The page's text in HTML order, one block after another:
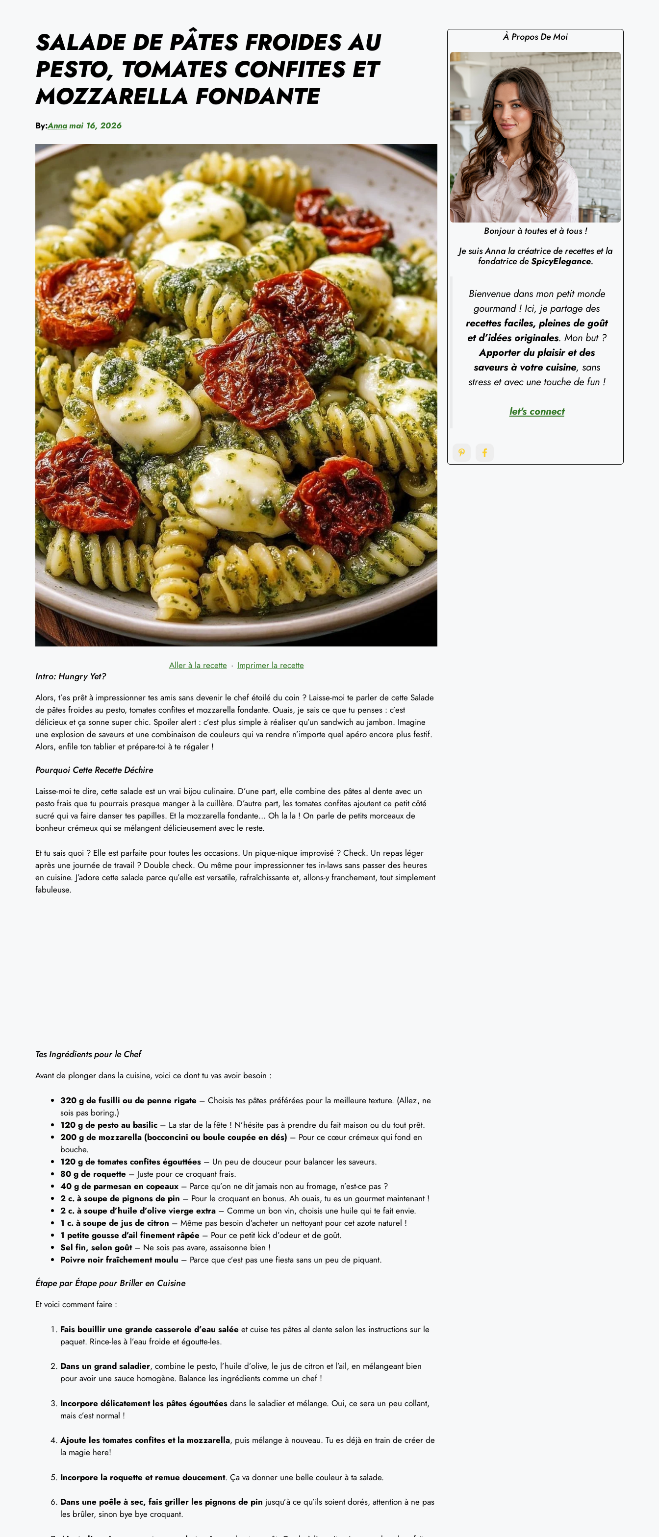
SALADE DE PÂTES FROIDES AU
PESTO, TOMATES CONFITES ET
MOZZARELLA FONDANTE
By:Annamai 16, 2026
Aller à la recette · Imprimer la recette
Intro: Hungry Yet?
Alors, t’es prêt à impressionner tes amis sans devenir le chef étoilé du coin ? Laisse-moi te parler de cette Salade
de pâtes froides au pesto, tomates confites et mozzarella fondante. Ouais, je sais ce que tu penses : c’est
délicieux et ça sonne super chic. Spoiler alert : c’est plus simple à réaliser qu’un sandwich au jambon. Imagine
une explosion de saveurs et une combinaison de couleurs qui va rendre n’importe quel apéro encore plus festif.
Alors, enfile ton tablier et prépare-toi à te régaler !
Pourquoi Cette Recette Déchire
Laisse-moi te dire, cette salade est un vrai bijou culinaire. D’une part, elle combine des pâtes al dente avec un
pesto frais que tu pourrais presque manger à la cuillère. D’autre part, les tomates confites ajoutent ce petit côté
sucré qui va faire danser tes papilles. Et la mozzarella fondante… Oh la la ! On parle de petits morceaux de
bonheur crémeux qui se mélangent délicieusement avec le reste.
Et tu sais quoi ? Elle est parfaite pour toutes les occasions. Un pique-nique improvisé ? Check. Un repas léger
après une journée de travail ? Double check. Ou même pour impressionner tes in-laws sans passer des heures
en cuisine. J’adore cette salade parce qu’elle est versatile, rafraîchissante et, allons-y franchement, tout simplement
fabuleuse.
Tes Ingrédients pour le Chef
Avant de plonger dans la cuisine, voici ce dont tu vas avoir besoin :
320 g de fusilli ou de penne rigate – Choisis tes pâtes préférées pour la meilleure texture. (Allez, ne
sois pas boring.)
120 g de pesto au basilic – La star de la fête ! N’hésite pas à prendre du fait maison ou du tout prêt.
200 g de mozzarella (bocconcini ou boule coupée en dés) – Pour ce cœur crémeux qui fond en
bouche.
120 g de tomates confites égouttées – Un peu de douceur pour balancer les saveurs.
80 g de roquette – Juste pour ce croquant frais.
40 g de parmesan en copeaux – Parce qu’on ne dit jamais non au fromage, n’est-ce pas ?
2 c. à soupe de pignons de pin – Pour le croquant en bonus. Ah ouais, tu es un gourmet maintenant !
2 c. à soupe d’huile d’olive vierge extra – Comme un bon vin, choisis une huile qui te fait envie.
1 c. à soupe de jus de citron – Même pas besoin d’acheter un nettoyant pour cet azote naturel !
1 petite gousse d’ail finement râpée – Pour ce petit kick d’odeur et de goût.
Sel fin, selon goût– Ne sois pas avare, assaisonne bien !
Poivre noir fraîchement moulu – Parce que c’est pas une fiesta sans un peu de piquant.
Étape par Étape pour Briller en Cuisine
Et voici comment faire :
Fais bouillir une grande casserole d’eau salée et cuise tes pâtes al dente selon les instructions sur le
paquet. Rince-les à l’eau froide et égoutte-les.
Dans un grand saladier, combine le pesto, l’huile d’olive, le jus de citron et l’ail, en mélangeant bien
pour avoir une sauce homogène. Balance les ingrédients comme un chef !
Incorpore délicatement les pâtes égouttées dans le saladier et mélange. Oui, ce sera un peu collant,
mais c’est normal !
Ajoute les tomates confites et la mozzarella, puis mélange à nouveau. Tu es déjà en train de créer de
la magie here!
Incorpore la roquette et remue doucement. Ça va donner une belle couleur à ta salade.
Dans une poêle à sec, fais griller les pignons de pin jusqu’à ce qu’ils soient dorés, attention à ne pas
les brûler, sinon bye bye croquant.
À Propos De Moi
Bonjour à toutes et à tous !
Je suis Anna la créatrice de recettes et la
fondatrice deSpicyElegance.
Bienvenue dans mon petit monde
gourmand ! Ici, je partage des
recettes faciles, pleines de goût
et d’idées originales. Mon but ?
Apporter du plaisir et des
saveurs à votre cuisine, sans
stress et avec une touche de fun !
let's connect